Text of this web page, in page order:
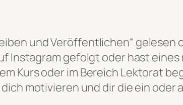
und Veröffentlichen“ gelesen
Instagram gefolgt oder hast
Kurs oder im Bereich Lektorat
motivieren und dir die ein